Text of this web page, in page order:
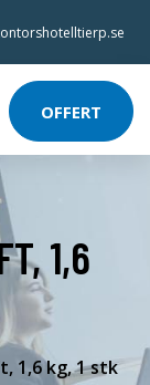
OFFERT
1,6
1,6 kg, 1 stk